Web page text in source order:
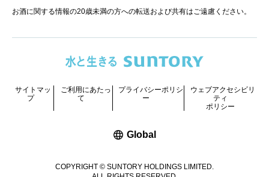
お酒に関する情報の20歳未満の方への転送および共有はご遠慮ください。
COPYRIGHT © SUNTORY HOLDINGS LIMITED.
サイトマッ
プ
ご利用にあたっ
て
プライバシーポリシ
ー
ウェブアクセシビリ
ティ
ポリシー
Global新しいウィンドウで開く